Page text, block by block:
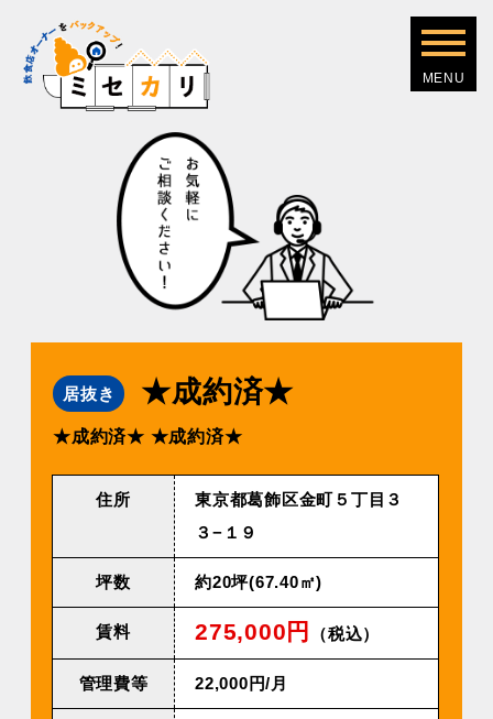
居抜き ★成約済★
★成約済★ ★成約済★
住所
東京都葛飾区金町５丁目３
３−１９
坪数 約20坪(67.40㎡)
賃料 275,000円 （税込）
管理費等 22,000円/⽉